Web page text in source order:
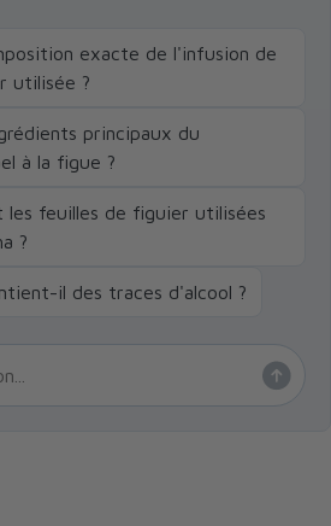
exacte de l'infusion de
utilisée ?
principaux du
à la figue ?
les feuilles de figuier utilisées
?
il des traces d'alcool ?